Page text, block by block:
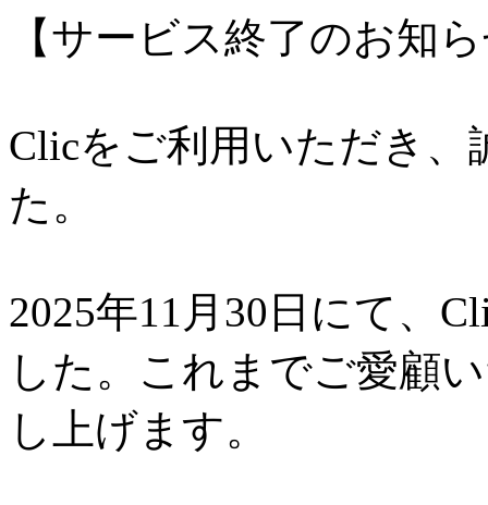
【サービス終了のお知
Clicをご利用いただき
た。
2025年11月30日にて、
した。これまでご愛顧
し上げます。